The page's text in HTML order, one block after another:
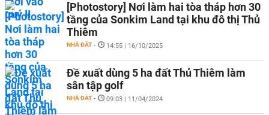
[Photostory] Nơi làm hai tòa tháp hơn 30
tầng của Sonkim Land tại khu đô thị Thủ
Thiêm
NHÀ ĐẤT - 14:55 | 16/10/2025
Đề xuất dùng 5 ha đất Thủ Thiêm làm
sân tập golf
NHÀ ĐẤT - 09:03 | 11/04/2024